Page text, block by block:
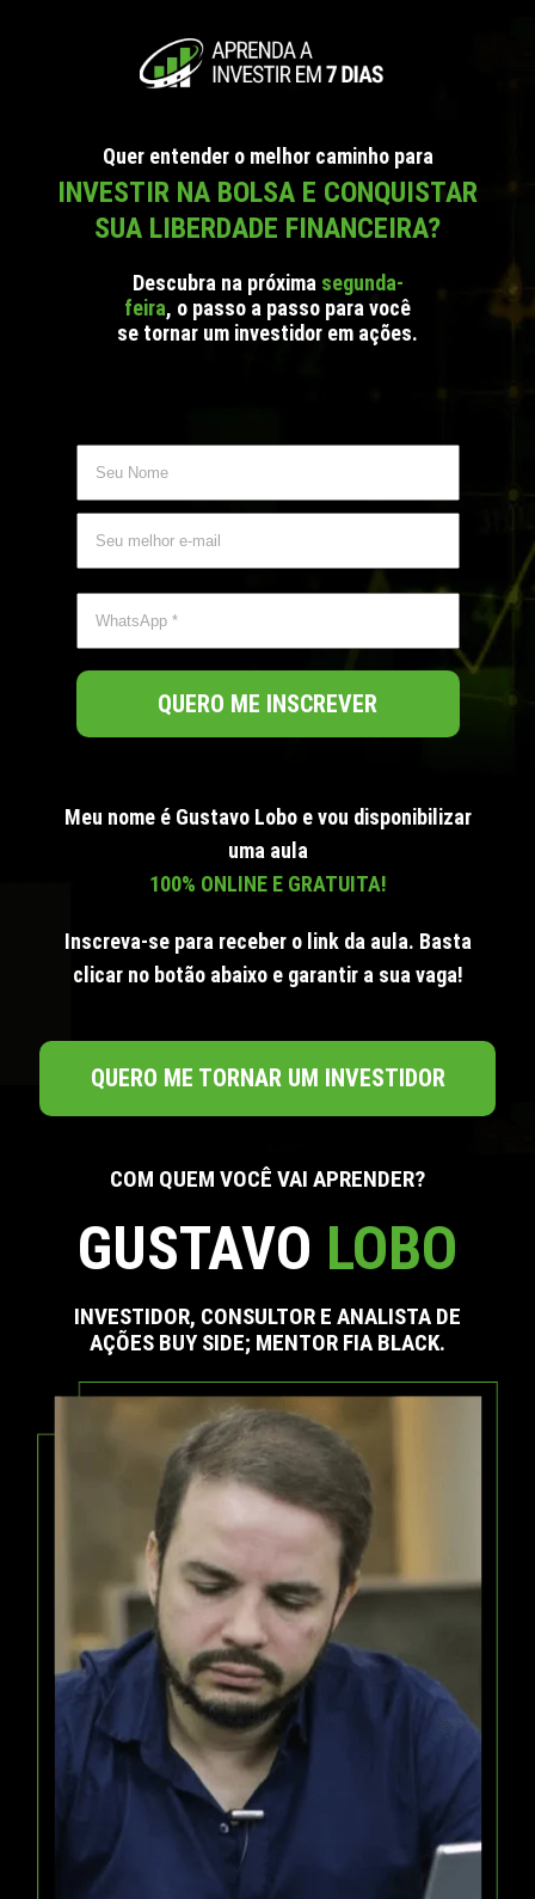
Quer entender o melhor caminho para
INVESTIR NA BOLSA E CONQUISTAR
SUA LIBERDADE FINANCEIRA?
Descubra na próxima segunda-
feira, o passo a passo para você
se tornar um investidor em ações.
QUERO ME INSCREVER
Meu nome é Gustavo Lobo e vou disponibilizar
uma aula
100% ONLINE E GRATUITA!
Inscreva-se para receber o link da aula. Basta
clicar no botão abaixo e garantir a sua vaga!
QUERO ME TORNAR UM INVESTIDOR
COM QUEM VOCÊ VAI APRENDER?
GUSTAVO LOBO
INVESTIDOR, CONSULTOR E ANALISTA DE
AÇÕES BUY SIDE; MENTOR FIA BLACK.